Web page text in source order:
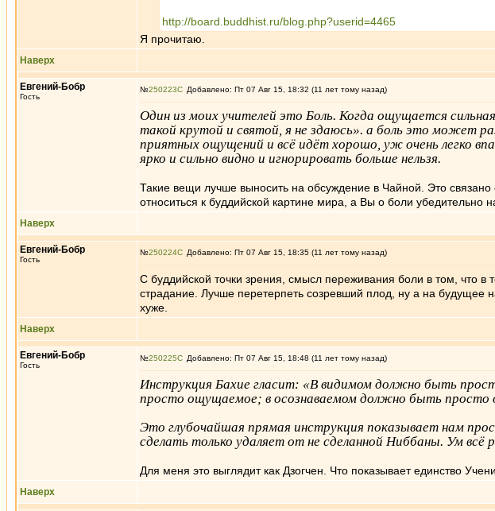
http://board.buddhist.ru/blog.php?userid=4465
Я прочитаю.
Наверх
Евгений-Бобр
Гость
№250223 Добавлено: Пт 07 Авг 15, 18:32 (11 лет тому назад)
Один из моих учителей это Боль. Когда ощущается
такой крутой и святой, я не здаюсь». а боль это может
приятных ощущений и всё идёт хорошо, уж очень легко
ярко и сильно видно и игнорировать больше нельзя.
Такие вещи лучше выносить на обсуждение в Чайной. Это
относиться к буддийской картине мира, а Вы о боли убедительно
Наверх
Евгений-Бобр
Гость
№250224 Добавлено: Пт 07 Авг 15, 18:35 (11 лет тому назад)
С буддийской точки зрения, смысл переживания боли в том, что в
страдание. Лучше перетерпеть созревший плод, ну а на
хуже.
Наверх
Евгений-Бобр
Гость
№250225 Добавлено: Пт 07 Авг 15, 18:48 (11 лет тому назад)
Инструкция Бахие гласит: «В видимом должно быть
просто ощущаемое; в осознаваемом должно быть просто
Это глубочайшая прямая инструкция показывает нам
сделать только удаляет от не сделанной Ниббаны. Ум всё
Для меня это выглядит как Дзогчен. Что показывает единство
Наверх